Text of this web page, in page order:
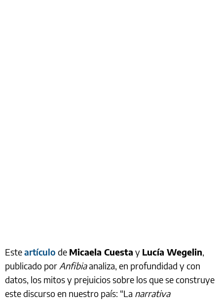
Esteartículo de Micaela Cuesta y Lucía Wegelin,
publicado por Anfibiaanaliza, en profundidad y con
datos, los mitos y prejuicios sobre los que se construye
este discurso en nuestro país: “La narrativa